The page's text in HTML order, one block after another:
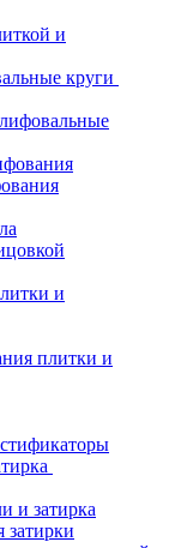
и
круги
и
плитки и
и затирка
затирки